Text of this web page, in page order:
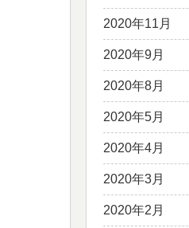
2020年11月
2020年9月
2020年8月
2020年5月
2020年4月
2020年3月
2020年2月